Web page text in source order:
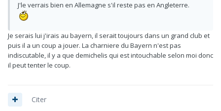
J'le verrais bien en Allemagne s'il reste pas en Angleterre.
Je serais lui j'irais au bayern, il serait toujours dans un grand club et
puis il a un coup a jouer. La charniere du Bayern n'est pas
indiscutable, il y a que demichelis qui est intouchable selon moi donc
il peut tenter le coup.
Citer